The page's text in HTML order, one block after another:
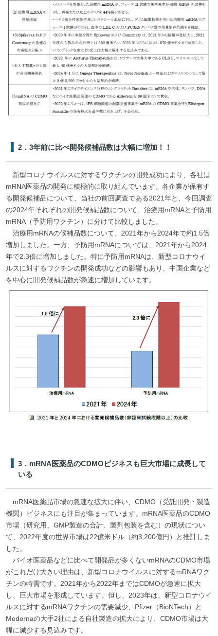
2．3年前に比べ開発候補品数は大幅に増加！！
新型コロナウイルスに対するワクチンの開発成功により、各社は
mRNA医薬品の開発に積極的に取り組んでいます。各企業が保有す
る開発候補品について、当社の前回調査である2021年と、今回調査
の2024年それぞれの開発候補品数について、治療用mRNAと予防用
mRNA（予防用ワクチン）に分けて比較しました。
治療用mRNAの候補品数について、2021年から2024年で約1.5倍
増加しました。一方、予防用mRNAについては、2021年から2024
年で2.3倍に増加しました。特に予防用mRNAは、新型コロナウイ
ルスに対するワクチンの開発成功などの影響もあり、中国企業など
を中心に開発候補品数が急速に増加しています。
3．mRNA医薬品のCDMOビジネスも巨大市場に成長して
いる
mRNA医薬品市場の急速な拡大に伴い、CDMO（受託開発・製造
機関）ビジネスにも注目が集まっています。mRNA医薬品のCDMO
市場（研究用、GMP製造の合計、製剤包装を含む）の現状につい
て、2022年度の世界市場は22億米ドル（約3,200億円）と推計しま
した。
バイオ医薬品などに比べて開発品が多くないmRNAのCDMO市場
がこれだけ大きい理由は、新型コロナウイルスに対するmRNAワク
チンの特需です。2021年から2022年まではCDMOが急速に拡大
し、巨大市場を形成しています。但し、2023年は、新型コロナウイ
ルスに対するmRNAワクチンの需要減少、Pfizer（BioNTech）と
Modernaの大手2社による自社製造の拡大により、CDMO市場は大
幅に減少する見込みです。